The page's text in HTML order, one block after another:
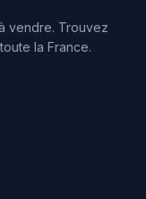
vendre. Trouvez
la France.